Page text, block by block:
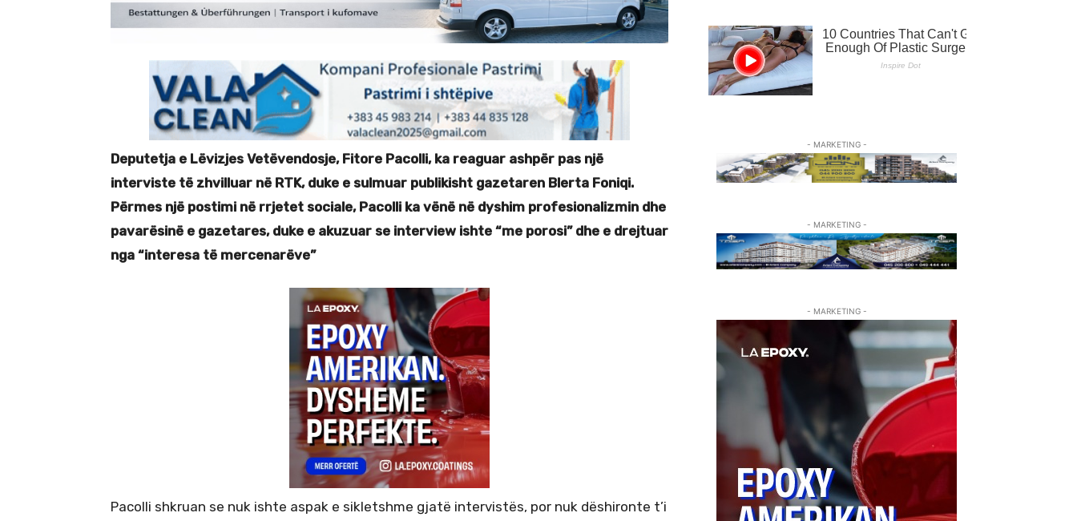
Deputetja e Lëvizjes Vetëvendosje, Fitore Pacolli, ka reaguar ashpër pas një
interviste të zhvilluar në RTK, duke e sulmuar publikisht gazetaren Blerta Foniqi.
Përmes një postimi në rrjetet sociale, Pacolli ka vënë në dyshim profesionalizmin dhe
pavarësinë e gazetares, duke e akuzuar se interview ishte “me porosi” dhe e drejtuar
nga “interesa të mercenarëve”
Pacolli shkruan se nuk ishte aspak e sikletshme gjatë intervistës, por nuk dëshironte t’i
- MARKETING -
- MARKETING -
- MARKETING -